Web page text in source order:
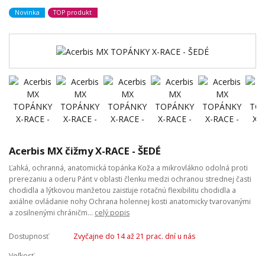
Novinka TOP produkt
Acerbis MX čižmy X-RACE - ŠEDÉ
Ľahká, ochranná, anatomická topánka Koža a mikrovlákno odolná proti
prerezaniu a oderu Pánt v oblasti členku medzi ochranou strednej časti
chodidla a lýtkovou manžetou zaisťuje rotačnú flexibilitu chodidla a
axiálne ovládanie nohy Ochrana holennej kosti anatomicky tvarovanými
a zosilnenými chráničm... celý popis
Dostupnosť
Zvyčajne do 14 až 21 prac. dní u nás